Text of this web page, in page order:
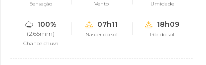
Sensação Vento Umidade
100%
(2.65mm)
Chance chuva
07h11
Nascer do sol
18h09
Pôr do sol